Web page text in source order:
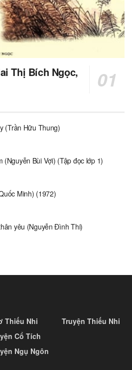
Thị Bích Ngọc,
(Trần Hữu Thung)
(Nguyễn Bùi Vợi) (Tập đọc lớp 1)
Minh) (1972)
yêu (Nguyễn Đình Thi)
Thiếu Nhi
Cổ Tích
Ngụ Ngôn
Truyện Thiếu Nhi